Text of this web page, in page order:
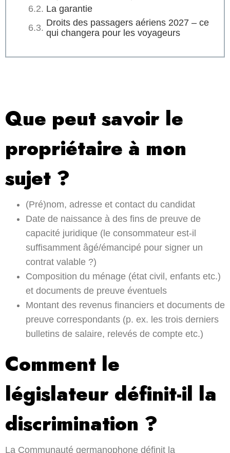
La garantie
Droits des passagers aériens 2027 – ce
qui changera pour les voyageurs
Que peut savoir le
propriétaire à mon
sujet ?
(Pré)nom, adresse et contact du candidat
Date de naissance à des fins de preuve de
capacité juridique (le consommateur est-il
suffisamment âgé/émancipé pour signer un
contrat valable ?)
Composition du ménage (état civil, enfants etc.)
et documents de preuve éventuels
Montant des revenus financiers et documents de
preuve correspondants (p. ex. les trois derniers
bulletins de salaire, relevés de compte etc.)
Comment le
législateur définit-il la
discrimination ?
La Communauté germanophone définit la